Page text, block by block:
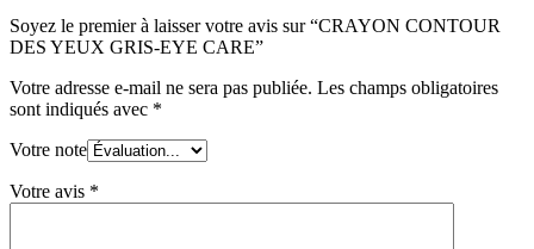
Soyez le premier à laisser votre avis sur “CRAYON CONTOUR
DES YEUX GRIS-EYE CARE”
Votre adresse e-mail ne sera pas publiée. Les champs obligatoires
sont indiqués avec *
Votre note
Votre avis *